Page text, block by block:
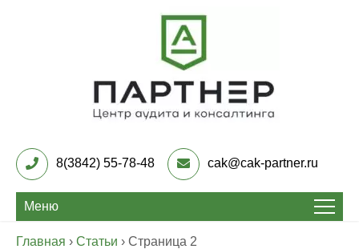
Центр Аудита и
консалтинга «Партнер»
8(3842) 55-78-48 cak@cak-partner.ru
Меню
Главная › Статьи › Страница 2